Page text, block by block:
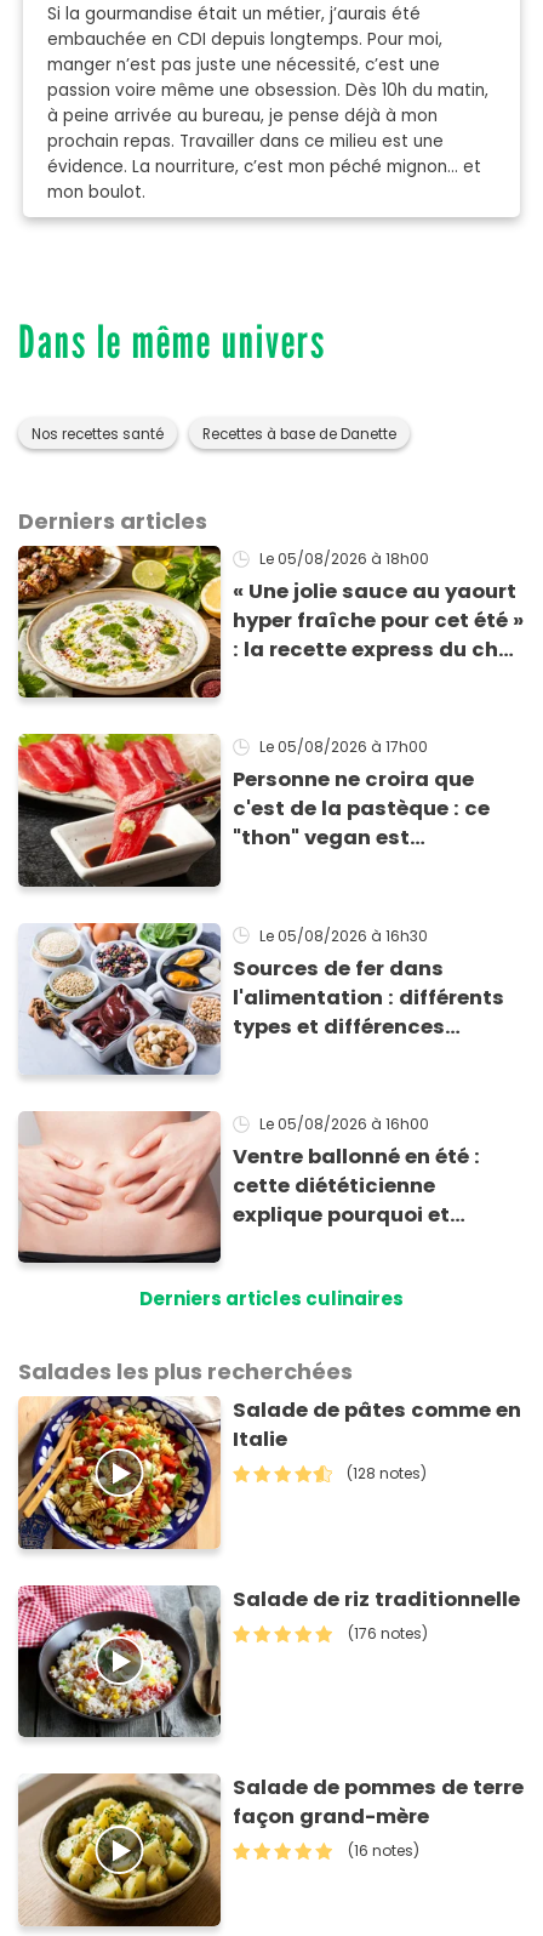
Si la gourmandise était un métier, j’aurais été
embauchée en CDI depuis longtemps. Pour moi,
manger n’est pas juste une nécessité, c’est une
passion voire même une obsession. Dès 10h du matin,
à peine arrivée au bureau, je pense déjà à mon
prochain repas. Travailler dans ce milieu est une
évidence. La nourriture, c’est mon péché mignon… et
mon boulot.
Dans le même univers
Nos recettes santé Recettes à base de Danette
Derniers articles
Le 05/08/2026 à 18h00
« Une jolie sauce au yaourt
hyper fraîche pour cet été »
: la recette express du chef
grillades
Le 05/08/2026 à 17h00
Personne ne croira que
c'est de la pastèque : ce
"thon" vegan est
Le 05/08/2026 à 16h30
Sources de fer dans
l'alimentation : différents
types et différences
Le 05/08/2026 à 16h00
Ventre ballonné en été :
cette diététicienne
explique pourquoi et
Derniers articles culinaires
Salades les plus recherchées
Salade de pâtes comme en
Italie
(128 notes)
Salade de riz traditionnelle
(176 notes)
Salade de pommes de terre
façon grand-mère
(16 notes)